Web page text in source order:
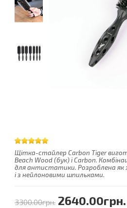
Щітка-стайлер Carbon Tiger
Beach Wood (бук) і Carbon.
для антистатики. Розроблена
і з нейлоновими шпильками.
3300.00грн. 2640.00грн.